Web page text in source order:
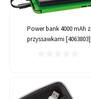
Power bank 4000 mAh z
przyssawkami [4063803]